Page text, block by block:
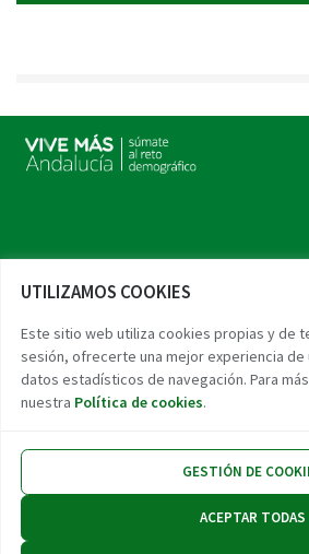
UTILIZAMOS COOKIES
Este sitio web utiliza cookies propias y de
sesión, ofrecerte una mejor experiencia
datos estadísticos de navegación. Para
nuestra Política de cookies.
GESTIÓN DE
ACEPTAR TODAS
Accesibilidad Aviso legal Protección